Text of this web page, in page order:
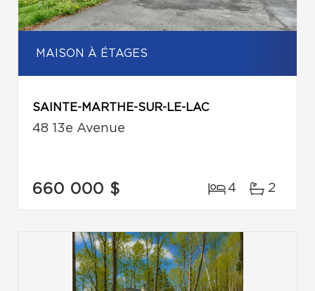
MAISON À ÉTAGES
SAINTE-MARTHE-SUR-LE-LAC
48 13e Avenue
660 000 $ 4 2